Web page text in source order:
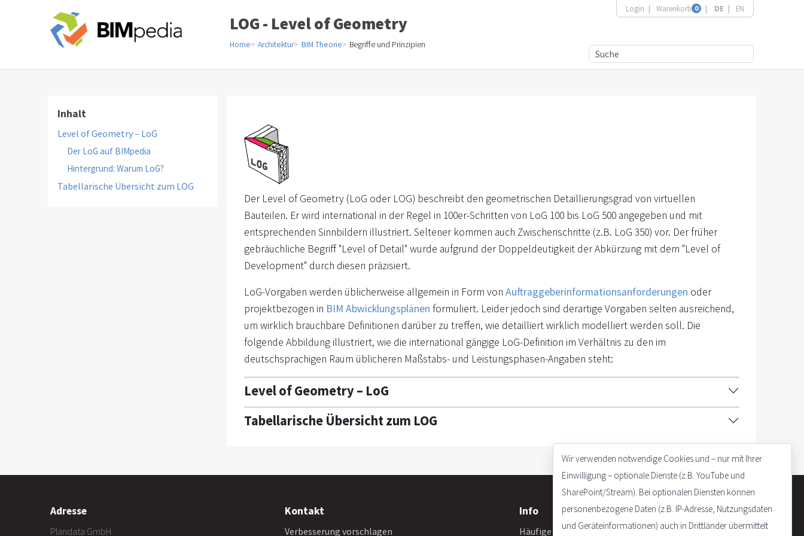
Login Warenkorb 0 DE EN
LOG - Level of Geometry
Home Architektur BIM Theorie Begriffe und Prinzipien
Inhalt
Level of Geometry – LoG
Der LoG auf BIMpedia
Hintergrund: Warum LoG?
Tabellarische Übersicht zum LOG
Der Level of Geometry (LoG oder LOG) beschreibt den geometrischen Detaillierungsgrad von virtuellen
Bauteilen. Er wird international in der Regel in 100er-Schritten von LoG 100 bis LoG 500 angegeben und mit
entsprechenden Sinnbildern illustriert. Seltener kommen auch Zwischenschritte (z.B. LoG 350) vor. Der früher
gebräuchliche Begriff "Level of Detail" wurde aufgrund der Doppeldeutigkeit der Abkürzung mit dem "Level of
Development" durch diesen präzisiert.
LoG-Vorgaben werden üblicherweise allgemein in Form von Auftraggeberinformationsanforderungen oder
projektbezogen in BIM Abwicklungsplänen formuliert. Leider jedoch sind derartige Vorgaben selten ausreichend,
um wirklich brauchbare Definitionen darüber zu treffen, wie detailliert wirklich modelliert werden soll. Die
folgende Abbildung illustriert, wie die international gängige LoG-Definition im Verhältnis zu den im
deutschsprachigen Raum üblicheren Maßstabs- und Leistungsphasen-Angaben steht:
Level of Geometry – LoG
Tabellarische Übersicht zum LOG
Adresse
Plandata GmbH
Kontakt
Verbesserung vorschlagen
Info
Häufige Fragen
Wir verwenden notwendige Cookies und – nur mit Ihrer
Einwilligung – optionale Dienste (z.B. YouTube und
SharePoint/Stream). Bei optionalen Diensten können
personenbezogene Daten (z.B. IP-Adresse, Nutzungsdaten
und Geräteinformationen) auch in Drittländer übermittelt